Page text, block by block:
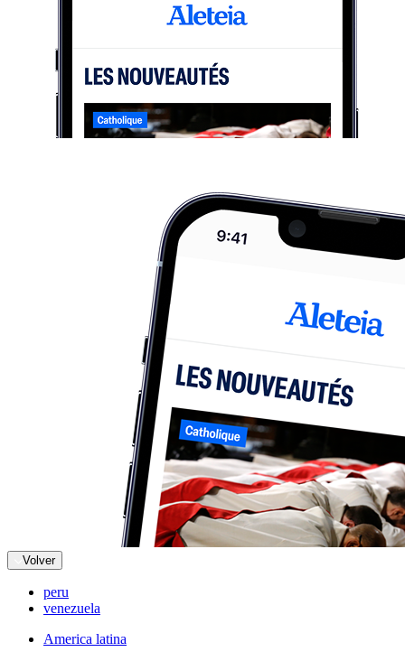
Volver
peru
venezuela
America latina